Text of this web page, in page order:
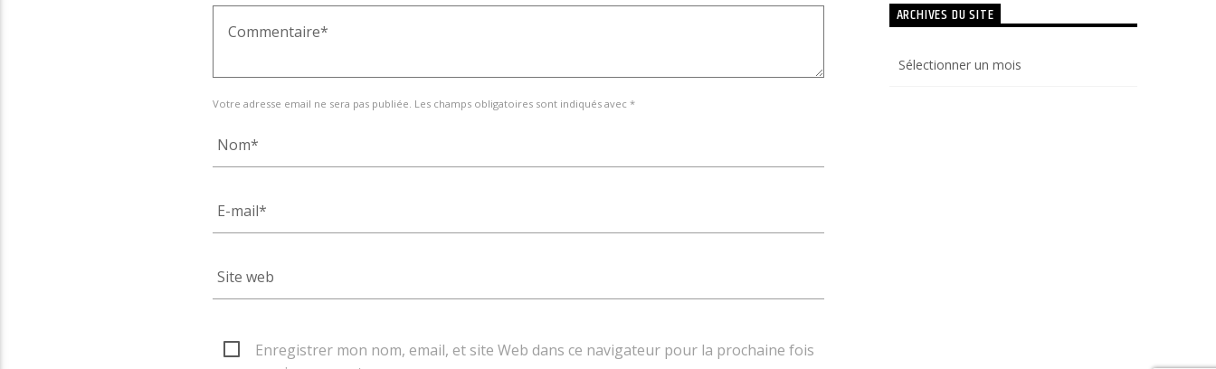
Votre adresse email ne sera pas publiée. Les champs obligatoires sont indiqués avec *
Enregistrer mon nom, email, et site Web dans ce navigateur pour la prochaine fois
ARCHIVES DU SITE
du